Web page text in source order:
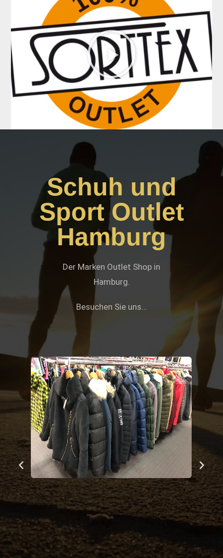
Schuh und
Sport Outlet
Hamburg
Der Marken Outlet Shop in
Hamburg.
Besuchen Sie uns…